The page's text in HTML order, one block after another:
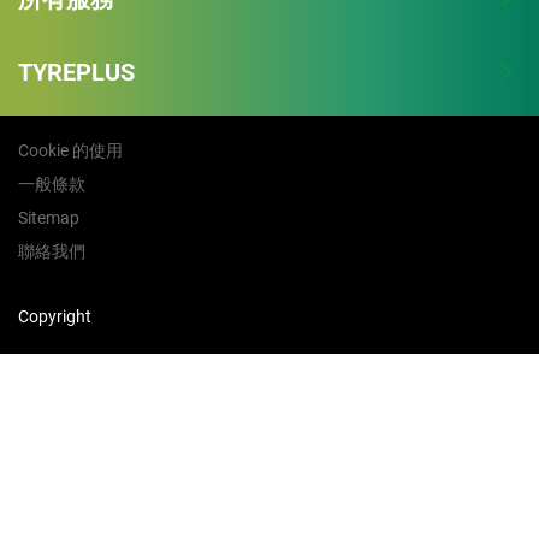
TYREPLUS
Cookie 的使用
一般條款
Sitemap
聯絡我們
Copyright